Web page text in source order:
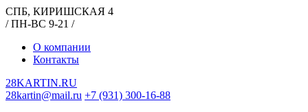
СПБ, КИРИШСКАЯ 4
/ ПН-ВС 9-21 /
О компании
Контакты
28KARTIN.RU
28kartin@mail.ru +7 (931) 300-16-88